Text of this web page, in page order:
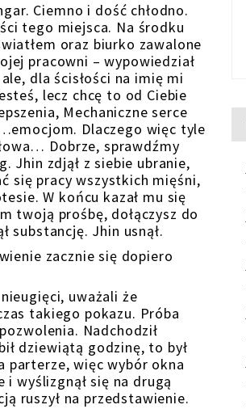
Ciemno i dość chłodno.
tego miejsca. Na środku
oraz biurko zawalone
pracowni – wypowiedział
dla ścisłości na imię mi
lecz chcę to od Ciebie
Mechaniczne serce
Dlaczego więc tyle
Dobrze, sprawdźmy
Jhin zdjął z siebie ubranie,
się pracy wszystkich mięśni,
W końcu kazał mu się
twoją prośbę, dołączysz do
substancję. Jhin usnął.
zacznie się dopiero
uważali że
takiego pokazu. Próba
Nadchodził
dziewiątą godzinę, to był
parterze, więc wybór okna
wyślizgnął się na drugą
ruszył na przedstawienie.